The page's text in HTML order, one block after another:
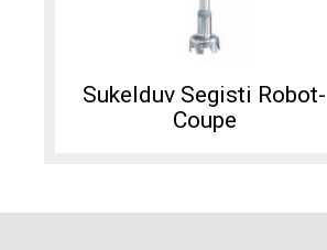
Sukelduv Segisti Robot-
Coupe